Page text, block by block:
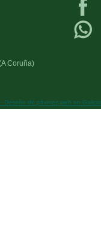
Coruña)
Deseño de páxinas web en Galicia